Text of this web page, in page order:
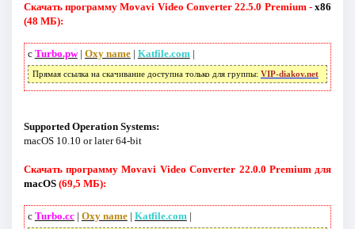
Скачать программу Movavi Video Converter 22.5.0 Premium -x86
(48 МБ):
с Turbo.pw| Oxy name| Katfile.com|
Прямая ссылка на скачивание доступна только для группы: VIP-diakov.net
Supported Operation Systems:
macOS 10.10 or later 64-bit
Скачать программу Movavi Video Converter 22.0.0 Premium для
macOS(69,5 МБ):
с Turbo.cc| Oxy name| Katfile.com|